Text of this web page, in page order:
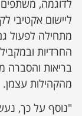
לדוגמה, משתפים
ליישום אקטיבי
מתחילה לפעול
החרדיות
בריאות והסברה
מהקהילות עצמן.
"נוסף על כך,